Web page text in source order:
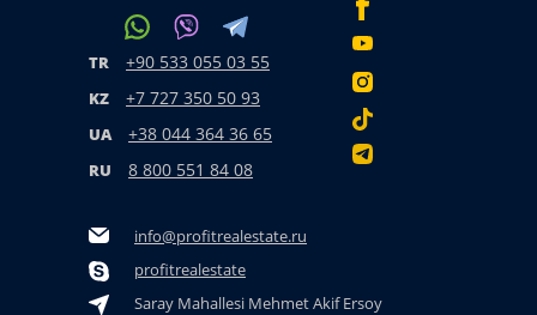
TR +90 533 055 03 55
KZ +7 727 350 50 93
UA +38 044 364 36 65
RU 8 800 551 84 08
info@profitrealestate.ru
profitrealestate
Saray Mahallesi Mehmet Akif Ersoy